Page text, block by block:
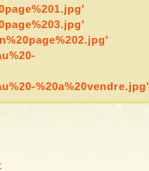
%20a%20vendre.jpg'